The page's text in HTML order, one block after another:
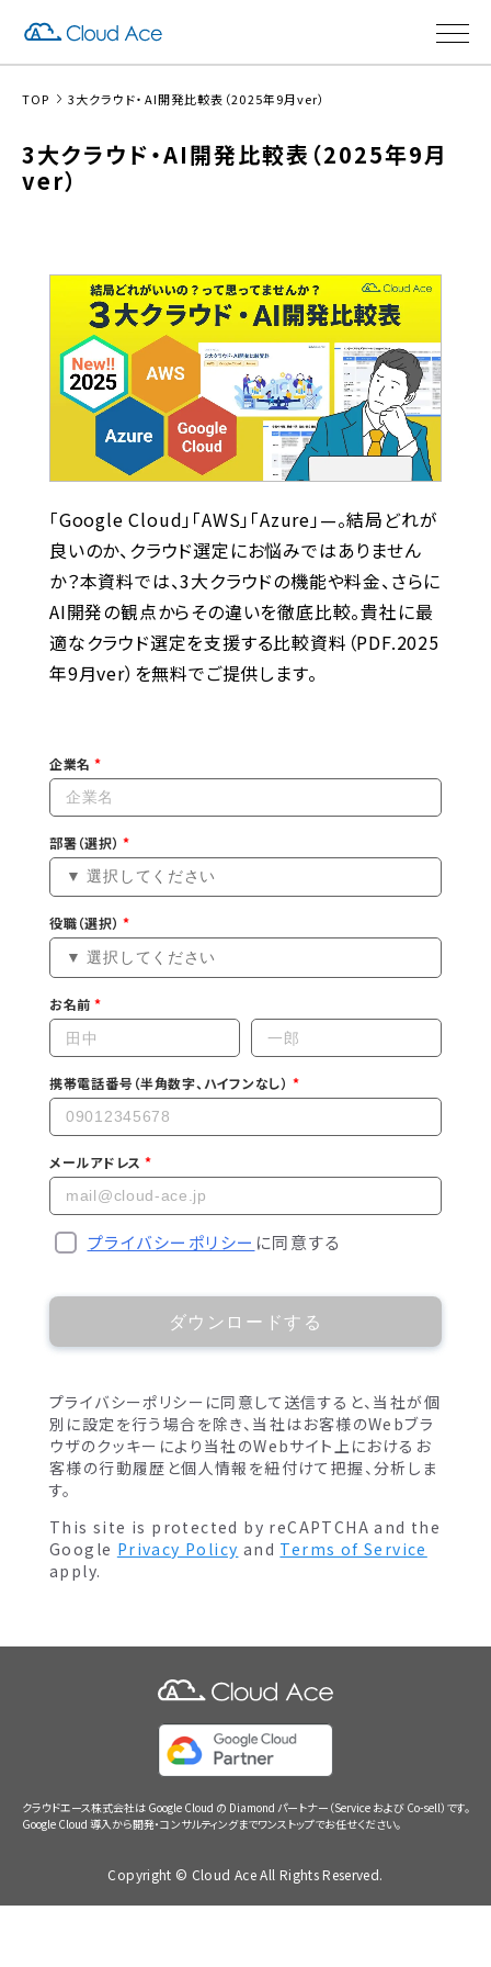
TOP 3大クラウド・AI開発比較表（2025年9月ver）
3大クラウド・AI開発比較表（2025年9月
ver）
「Google Cloud」「AWS」「Azure」—。結局どれが
良いのか、クラウド選定にお悩みではありません
か？本資料では、3大クラウドの機能や料金、さらに
AI開発の観点からその違いを徹底比較。貴社に最
適なクラウド選定を支援する比較資料（PDF.2025
年9月ver）を無料でご提供します。
企業名
部署（選択）
役職（選択）
お名前
携帯電話番号（半角数字、ハイフンなし）
メールアドレス
プライバシーポリシー に同意する
ダウンロードする
プライバシーポリシーに同意して送信すると、当社が個
別に設定を行う場合を除き、当社はお客様のWebブラ
ウザのクッキーにより当社のWebサイト上におけるお
客様の行動履歴と個人情報を紐付けて把握、分析しま
す。
This site is protected by reCAPTCHA and the
Google Privacy Policy and Terms of Service
apply.
クラウドエース株式会社は Google Cloud の Diamond パートナー（Service および Co-sell）です。
Google Cloud 導入から開発・コンサルティングまでワンストップでお任せください。
Copyright © Cloud Ace All Rights Reserved.